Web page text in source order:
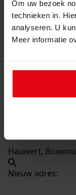
Om uw bezoek
technieken in.
analyseren. U
Meer informatie
3241Plaatsen
Datering:
Datum
Hauwert,
Nieuw adres: